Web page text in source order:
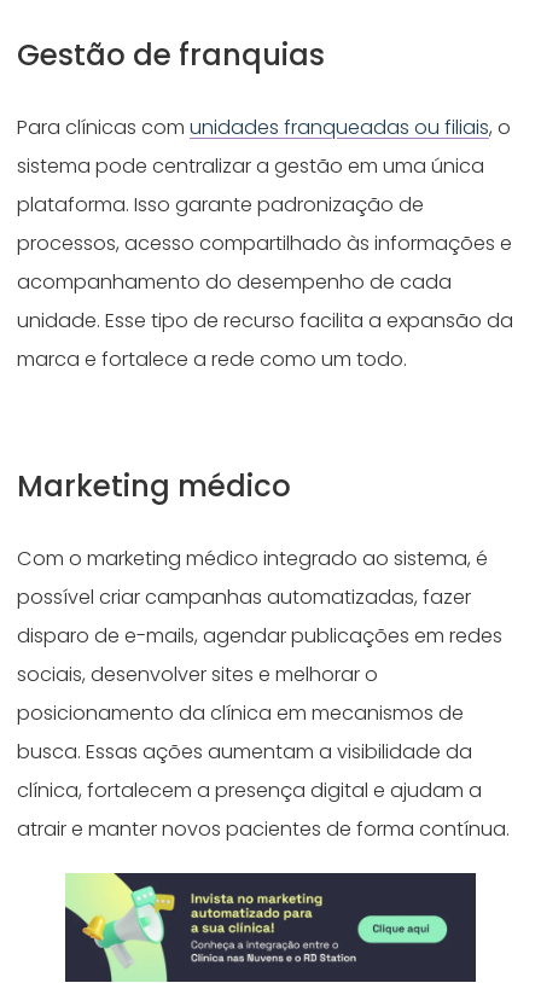
Gestão de franquias
Para clínicas comunidades franqueadas ou filiais, o
sistema pode centralizar a gestão em uma única
plataforma. Isso garante padronização de
processos, acesso compartilhado às informações e
acompanhamento do desempenho de cada
unidade. Esse tipo de recurso facilita a expansão da
marca e fortalece a rede como um todo.
Marketing médico
Com o marketing médico integrado ao sistema, é
possível criar campanhas automatizadas, fazer
disparo de e-mails, agendar publicações em redes
sociais, desenvolver sites e melhorar o
posicionamento da clínica em mecanismos de
busca. Essas ações aumentam a visibilidade da
clínica, fortalecem a presença digital e ajudam a
atrair e manter novos pacientes de forma contínua.